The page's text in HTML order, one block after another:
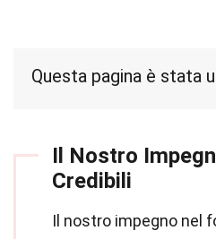
Questa pagina è stata
Il Nostro
Credibili
Il nostro impegno nel